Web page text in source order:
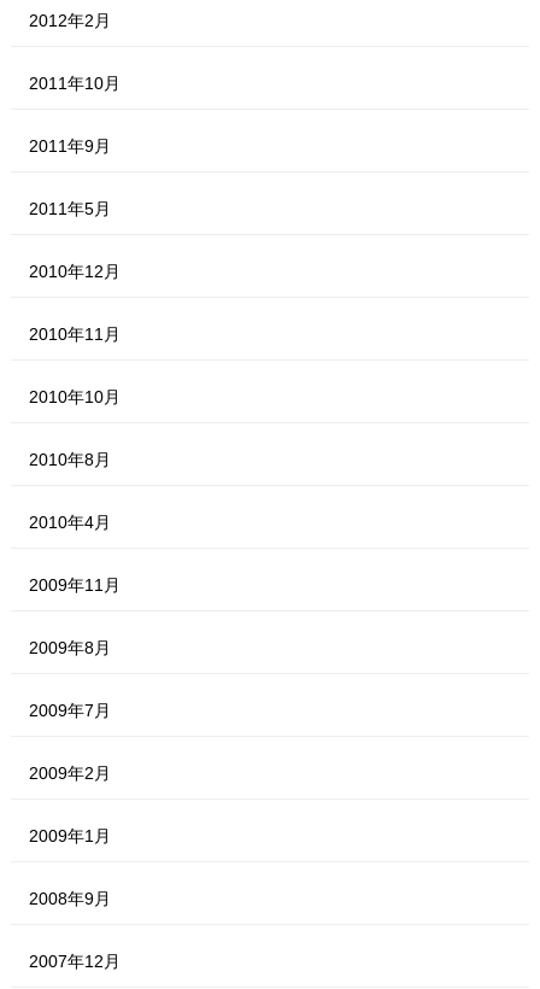
2012年2月
2011年10月
2011年9月
2011年5月
2010年12月
2010年11月
2010年10月
2010年8月
2010年4月
2009年11月
2009年8月
2009年7月
2009年2月
2009年1月
2008年9月
2007年12月